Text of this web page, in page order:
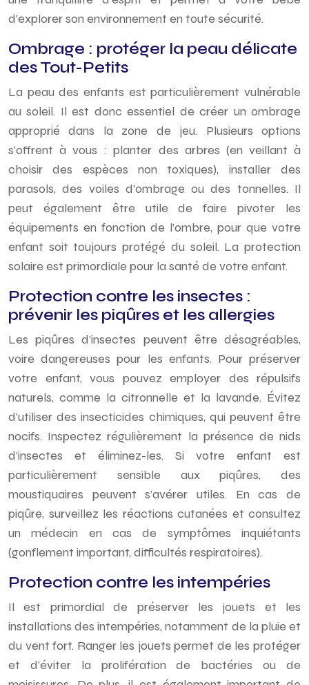
d’explorer son environnement en toute sécurité.
Ombrage : protéger la peau délicate
des Tout-Petits
La peau des enfants est particulièrement vulnérable
au soleil. Il est donc essentiel de créer un ombrage
approprié dans la zone de jeu. Plusieurs options
s’offrent à vous : planter des arbres (en veillant à
choisir des espèces non toxiques), installer des
parasols, des voiles d’ombrage ou des tonnelles. Il
peut également être utile de faire pivoter les
équipements en fonction de l’ombre, pour que votre
enfant soit toujours protégé du soleil. La protection
solaire est primordiale pour la santé de votre enfant.
Protection contre les insectes :
prévenir les piqûres et les allergies
Les piqûres d’insectes peuvent être désagréables,
voire dangereuses pour les enfants. Pour préserver
votre enfant, vous pouvez employer des répulsifs
naturels, comme la citronnelle et la lavande. Évitez
d’utiliser des insecticides chimiques, qui peuvent être
nocifs. Inspectez régulièrement la présence de nids
d’insectes et éliminez-les. Si votre enfant est
particulièrement sensible aux piqûres, des
moustiquaires peuvent s’avérer utiles. En cas de
piqûre, surveillez les réactions cutanées et consultez
un médecin en cas de symptômes inquiétants
(gonflement important, difficultés respiratoires).
Protection contre les intempéries
Il est primordial de préserver les jouets et les
installations des intempéries, notamment de la pluie et
du vent fort. Ranger les jouets permet de les protéger
et d’éviter la prolifération de bactéries ou de